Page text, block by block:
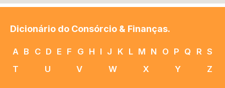
Dicionário do Consórcio & Finanças.
A B C D E F G H I J K L M N O P Q R S
T
U V W X Y Z